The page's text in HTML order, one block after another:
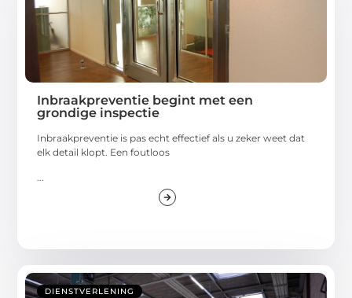
Inbraakpreventie begint met een
grondige inspectie
Inbraakpreventie is pas echt effectief als u zeker weet dat
elk detail klopt. Een foutloos
...
DIENSTVERLENING